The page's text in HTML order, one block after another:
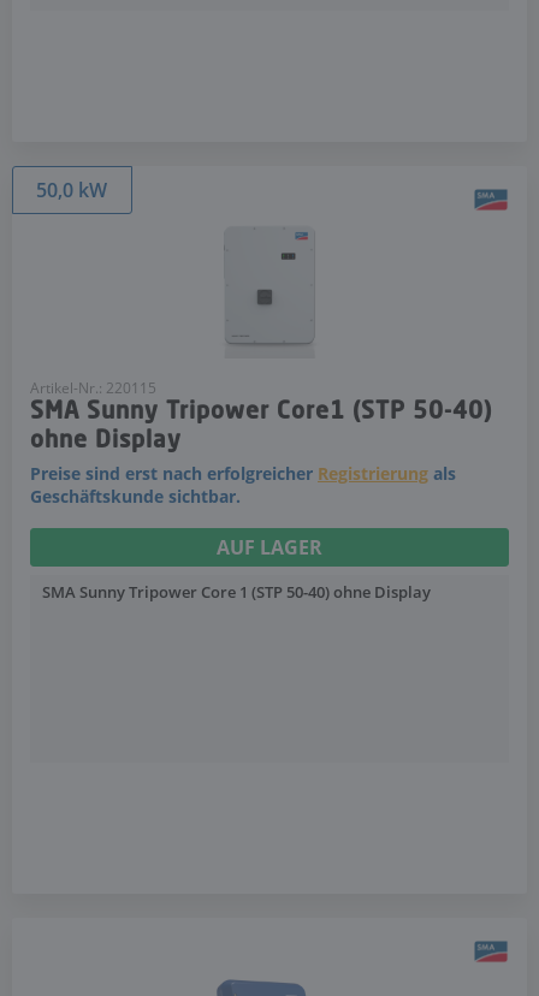
50,0 kW
Artikel-Nr.: 220115
SMA Sunny Tripower Core1 (STP 50-40)
ohne Display
Preise sind erst nach erfolgreicher Registrierung als
Geschäftskunde sichtbar.
AUF LAGER
SMA Sunny Tripower Core 1 (STP 50-40) ohne Display